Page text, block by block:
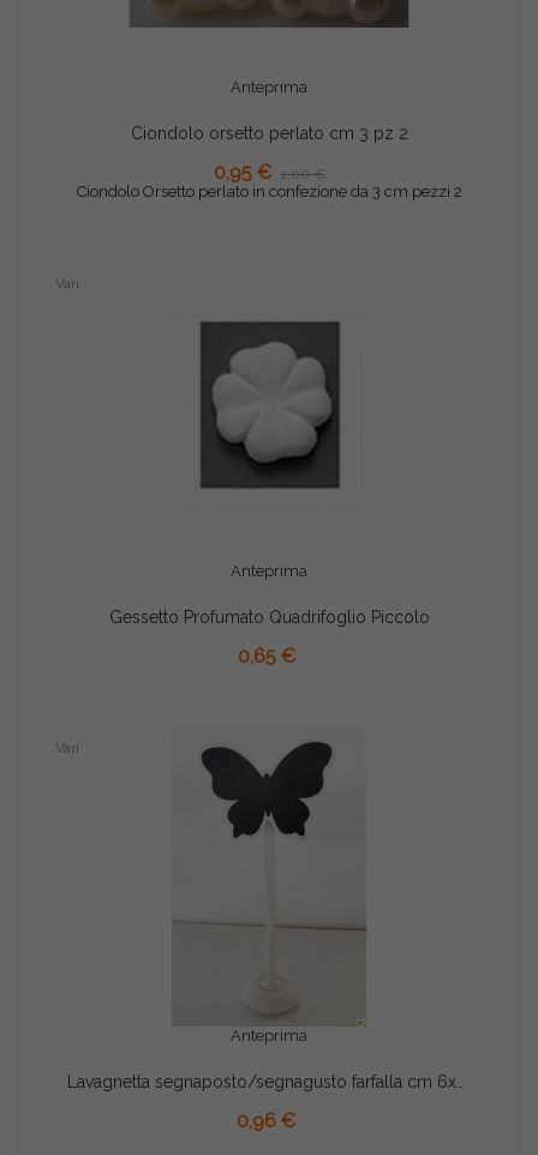
Anteprima
Ciondolo orsetto perlato cm 3 pz 2
0,95 € 1,00 €
Ciondolo Orsetto perlato in confezione da 3 cm pezzi 2
AGGIUNGI AL CARRELLO
Anteprima
Vari
Gessetto Profumato Quadrifoglio Piccolo
0,65 €
Anteprima
Vari
0,96 €